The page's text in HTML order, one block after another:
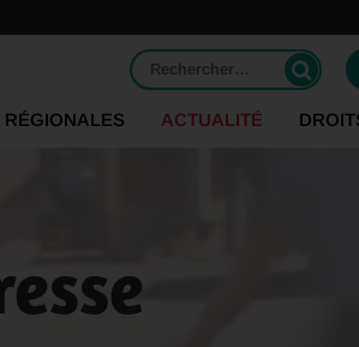
Rechercher :
RÉGIONALES ACTUALITÉ